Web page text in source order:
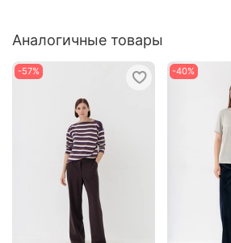
Аналогичные товары
-57% -40%